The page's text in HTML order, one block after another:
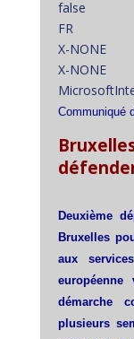
false
FR
X-NONE
X-NONE
Communiqué
Deuxième
Bruxelles
aux
démarche
plusieurs